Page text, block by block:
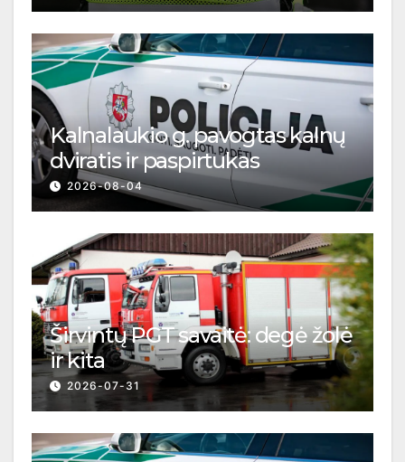
Kalnalaukio g. pavogtas kalnų
dviratis ir paspirtukas
2026-08-04
Širvintų PGT savaitė: degė žolė
ir kita
2026-07-31